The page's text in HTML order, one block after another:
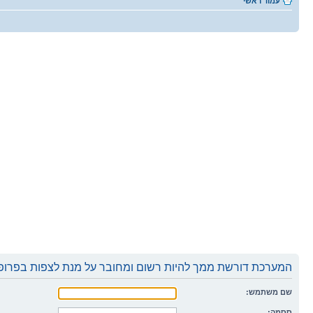
המערכת דורשת ממך להיות רשום ומחובר על מנת לצפות
שם משתמש: